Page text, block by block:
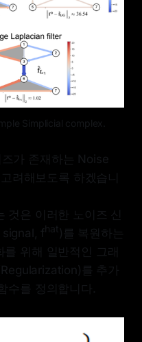
Simplicial complex.
가 존재하는 Noise
려해보도록 하겠습니
것은 이러한 노이즈 신
signal, f hat )를 복원하는
를 위해 일반적인 그래
를 추가
수를 정의합니다.